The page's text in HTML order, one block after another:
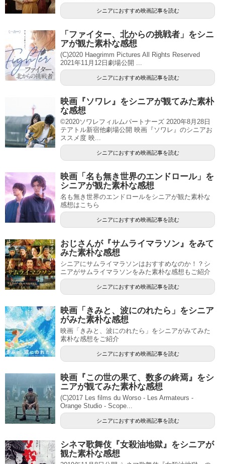
シニアにおすすめ映画記事を読む
「ファイター、北からの挑戦者」をシニ
アが観た素朴な感想
(C)2020 Haegrimm Pictures All Rights Reserved
2021年11月12日劇場公開 ...
シニアにおすすめ映画記事を読む
映画『ソワレ』をシニアが観てみた素朴
な感想
©2020ソワレフィルムパートナーズ 2020年8月28日
テアトル新宿他劇場公開 映画『ソワレ』のシニアお
ススメ度 映...
シニアにおすすめ映画記事を読む
映画「名も無き世界のエンドロール」を
シニアが観た素朴な感想
名も無き世界のエンドロールをシニアが観た素朴な
感想はこちら
シニアにおすすめ映画記事を読む
おじさんが『サムライマラソン』をみて
みた素朴な感想
シニアにサムライマラソンはおすすめなのか！？シ
ニアがサムライマラソンをみた素朴な感想もご紹介
シニアにおすすめ映画記事を読む
映画「きみと、波にのれたら」をシニア
がみた素朴な感想
映画「きみと、波にのれたら」をシニアがみてみた
素朴な感想をご紹介
シニアにおすすめ映画記事を読む
映画『この世の果て、数多の終焉』をシ
ニアが観てみた素朴な感想
(C)2017 Les films du Worso - Les Armateurs -
Orange Studio - Scope...
シニアにおすすめ映画記事を読む
シネマ歌舞伎『女殺油地獄』をシニアが
観た素朴な感想